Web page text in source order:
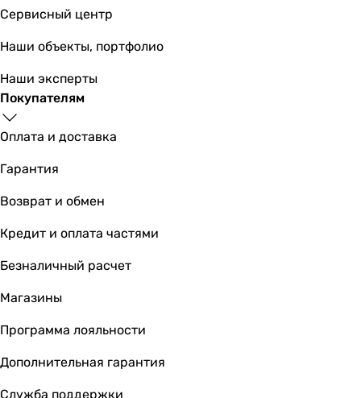
Сервисный центр
Наши объекты, портфолио
Наши эксперты
Покупателям
Оплата и доставка
Гарантия
Возврат и обмен
Кредит и оплата частями
Безналичный расчет
Магазины
Программа лояльности
Дополнительная гарантия
Служба поддержки